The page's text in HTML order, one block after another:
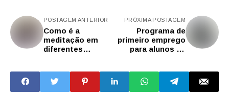
POSTAGEM ANTERIOR
Como é a
meditação em
diferentes
tem inscrições
abertas na USP
PRÓXIMA POSTAGEM
Programa de
primeiro emprego
para alunos da
abertas